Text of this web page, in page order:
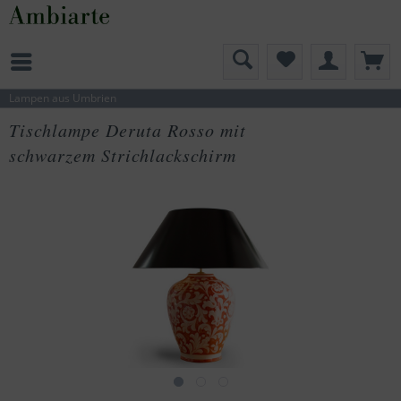
Lampen aus Umbrien
Tischlampe Deruta Rosso mit
schwarzem Strichlackschirm